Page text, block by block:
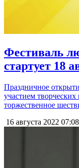
Фестиваль
стартует 18
Праздничное
участием
торжественное
16 августа 2022 07:08